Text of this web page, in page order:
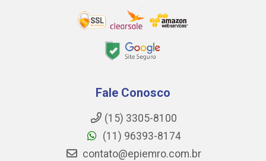
Fale Conosco
(15) 3305-8100
(11) 96393-8174
contato@epiemro.com.br